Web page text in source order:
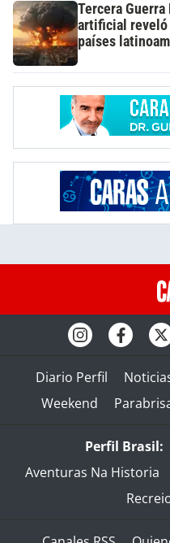
Tercera
artificial reveló
países
Diario Perfil
Weekend
Perfil Brasil:
Aventuras Na Historia